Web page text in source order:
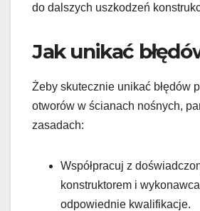
do dalszych uszkodzeń
Jak unikać
Żeby skutecznie unikać błędów
otworów w ścianach nośnych,
zasadach:
Współpracuj z
konstruktorem i
odpowiednie kwalifikacje.